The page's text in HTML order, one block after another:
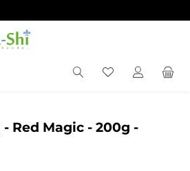
Du hast 0
Red Magic - 200g -